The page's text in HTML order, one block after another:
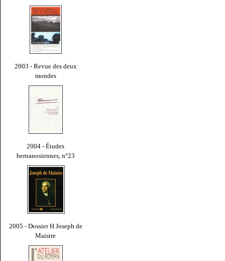
2003 - Revue des deux
mondes
2004 - Études
bernanosiennes, n°23
2005 - Dossier H Joseph de
Maistre